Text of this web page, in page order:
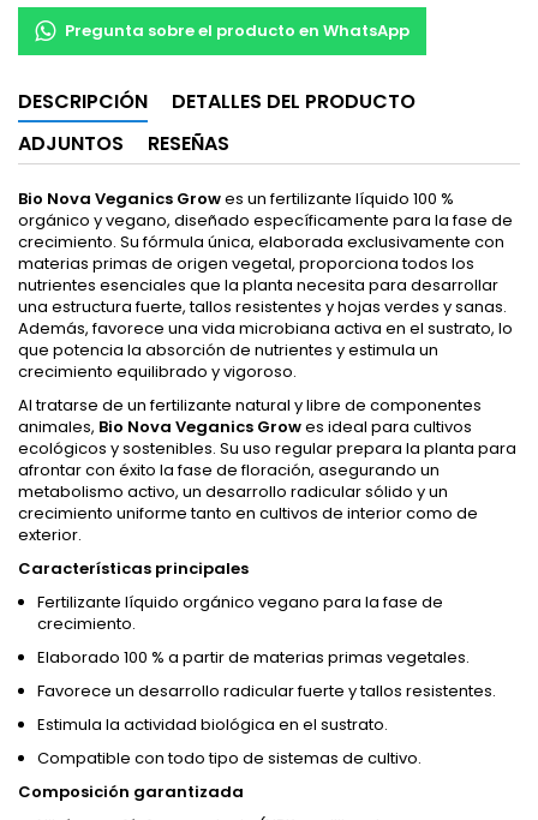
Pregunta sobre el producto en WhatsApp
DESCRIPCIÓN
DETALLES DEL PRODUCTO
ADJUNTOS
RESEÑAS
Bio Nova Veganics Growes un fertilizante líquido 100 %
orgánico y vegano, diseñado específicamente para la fase de
crecimiento. Su fórmula única, elaborada exclusivamente con
materias primas de origen vegetal, proporciona todos los
nutrientes esenciales que la planta necesita para desarrollar
una estructura fuerte, tallos resistentes y hojas verdes y sanas.
Además, favorece una vida microbiana activa en el sustrato, lo
que potencia la absorción de nutrientes y estimula un
crecimiento equilibrado y vigoroso.
Al tratarse de un fertilizante natural y libre de componentes
animales, Bio Nova Veganics Growes ideal para cultivos
ecológicos y sostenibles. Su uso regular prepara la planta para
afrontar con éxito la fase de floración, asegurando un
metabolismo activo, un desarrollo radicular sólido y un
crecimiento uniforme tanto en cultivos de interior como de
exterior.
Características principales
Fertilizante líquido orgánico vegano para la fase de
crecimiento.
Elaborado 100 % a partir de materias primas vegetales.
Favorece un desarrollo radicular fuerte y tallos resistentes.
Estimula la actividad biológica en el sustrato.
Compatible con todo tipo de sistemas de cultivo.
Composición garantizada